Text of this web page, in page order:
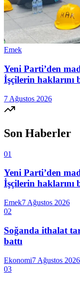
Emek
Yeni Parti’den
İşçilerin haklarını
7 Ağustos 2026
Son Haberler
01
Yeni Parti’den
İşçilerin haklarını
Emek7 Ağustos 2026
02
Soğanda ithalat
battı
Ekonomi7 Ağustos 2026
03